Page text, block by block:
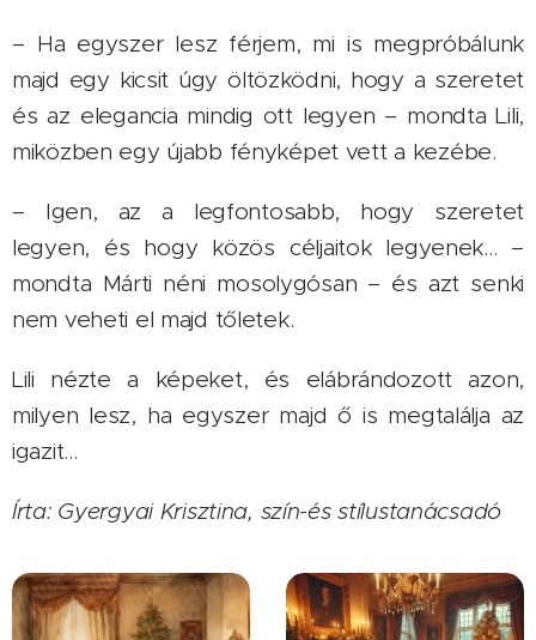
– Ha egyszer lesz férjem, mi is megpróbálunk
majd egy kicsit úgy öltözködni, hogy a szeretet
és az elegancia mindig ott legyen – mondta Lili,
miközben egy újabb fényképet vett a kezébe.
– Igen, az a legfontosabb, hogy szeretet
legyen, és hogy közös céljaitok legyenek... –
mondta Márti néni mosolygósan – és azt senki
nem veheti el majd tőletek.
Lili nézte a képeket, és elábrándozott azon,
milyen lesz, ha egyszer majd ő is megtalálja az
igazit...
Írta: Gyergyai Krisztina, szín-és stílustanácsadó